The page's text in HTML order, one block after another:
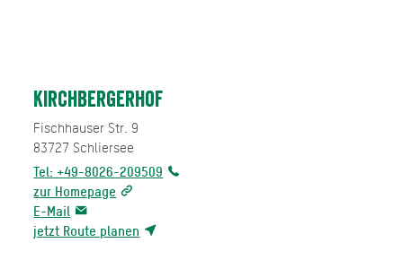
Kirchbergerhof
Fischhauser Str. 9
83727 Schliersee
Tel: +49-8026-209509
zur Homepage
E-Mail
jetzt Route planen